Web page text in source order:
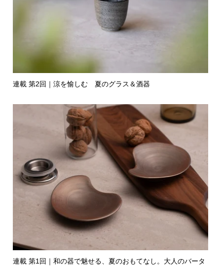
連載 第2回｜涼を愉しむ 夏のグラス＆酒器
連載 第1回｜和の器で魅せる、夏のおもてなし。大人のバータ